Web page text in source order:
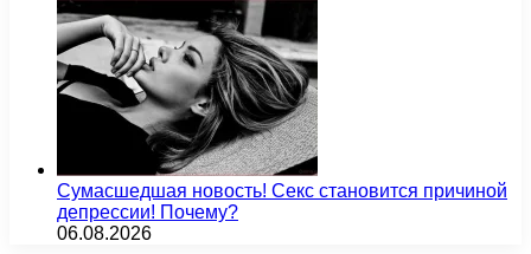
Сумасшедшая новость! Секс становится причиной
депрессии! Почему?
06.08.2026